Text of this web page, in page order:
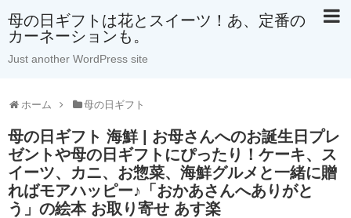
母の日ギフトは花とスイーツ！あ、定番の
カーネーションも。
Just another WordPress site
ホーム 母の日ギフト
母の日ギフト 海鮮 | お母さんへのお誕生日プレ
ゼントや母の日ギフトにぴったり！ケーキ、ス
イーツ、カニ、お惣菜、海鮮グルメと一緒に贈
ればモアハッピー♪「おかあさんへありがと
う」の絵本 お取り寄せ あす楽